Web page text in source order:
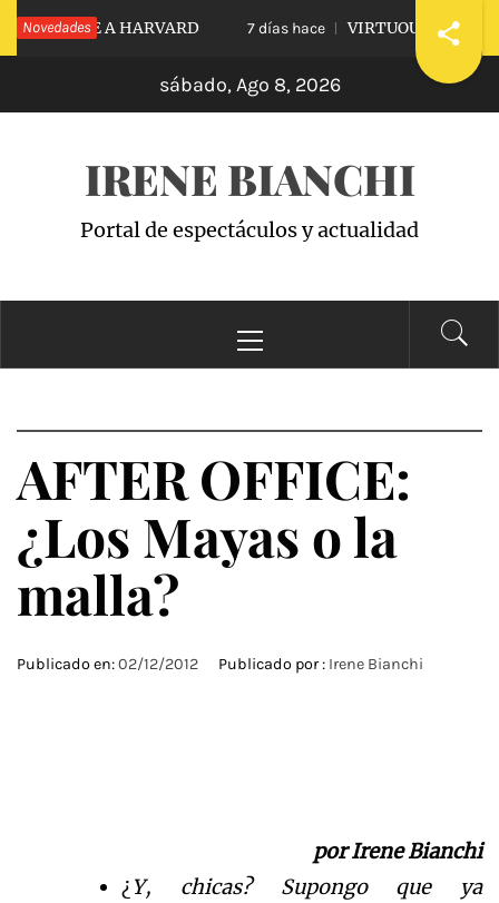
Saltar
al
NovedadesA HARVARD 7 días hace VIRTUOUS VS. VICIOUS
sábado, Ago 8, 2026
IRENE BIANCHI
Portal de espectáculos y actualidad
principal
AFTER OFFICE:
¿Los Mayas o la
malla?
Publicado en:02/12/2012 Publicado por : Irene Bianchi
por Irene Bianchi
¿ Y, chicas? Supongo que ya